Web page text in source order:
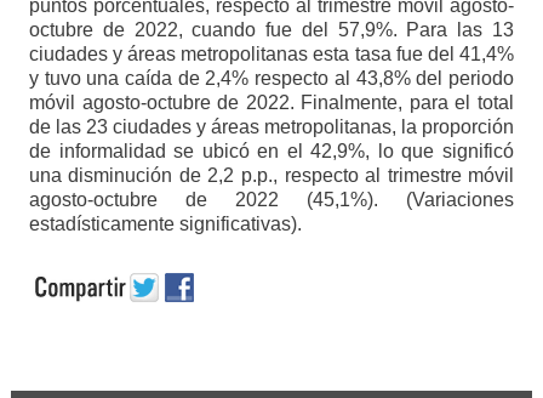
puntos porcentuales, respecto al trimestre móvil agosto-
octubre de 2022, cuando fue del 57,9%. Para las 13
ciudades y áreas metropolitanas esta tasa fue del 41,4%
y tuvo una caída de 2,4% respecto al 43,8% del periodo
móvil agosto-octubre de 2022. Finalmente, para el total
de las 23 ciudades y áreas metropolitanas, la proporción
de informalidad se ubicó en el 42,9%, lo que significó
una disminución de 2,2 p.p., respecto al trimestre móvil
agosto-octubre de 2022 (45,1%). (Variaciones
estadísticamente significativas).